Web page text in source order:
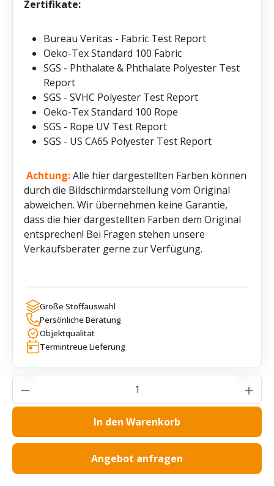
Zertifikate:
Bureau Veritas - Fabric Test Report
Oeko-Tex Standard 100 Fabric
SGS - Phthalate & Phthalate Polyester Test
Report
SGS - SVHC Polyester Test Report
Oeko-Tex Standard 100 Rope
SGS - Rope UV Test Report
SGS - US CA65 Polyester Test Report
Achtung:Alle hier dargestellten Farben können
durch die Bildschirmdarstellung vom Original
abweichen. Wir übernehmen keine Garantie,
dass die hier dargestellten Farben dem Original
entsprechen! Bei Fragen stehen unsere
Verkaufsberater gerne zur Verfügung.
Große Stoffauswahl
Persönliche Beratung
Objektqualität
Termintreue Lieferung
Produkt Anzahl: Gib den gewünschten
In den Warenkorb
Angebot anfragen